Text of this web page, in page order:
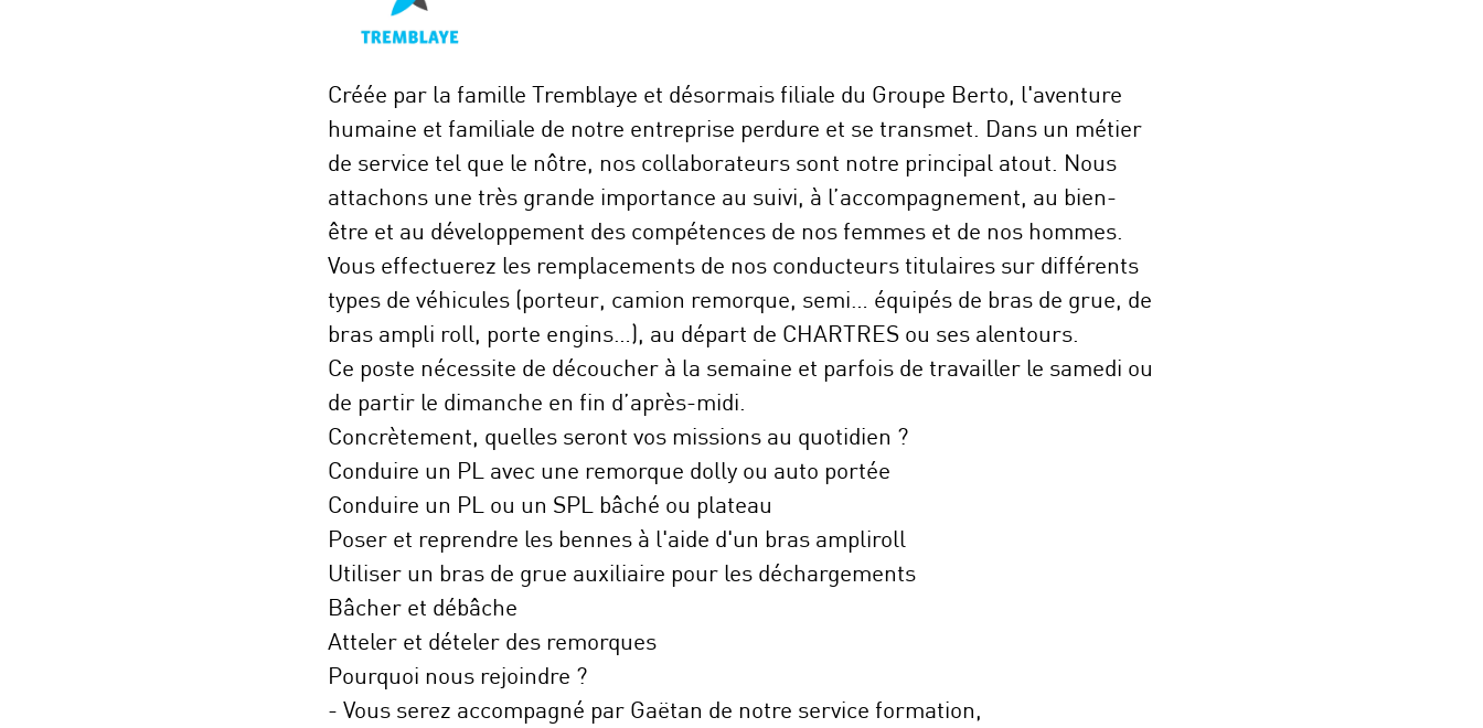
Créée par la famille Tremblaye et désormais filiale du Groupe Berto, l'aventure
humaine et familiale de notre entreprise perdure et se transmet. Dans un métier
de service tel que le nôtre, nos collaborateurs sont notre principal atout. Nous
attachons une très grande importance au suivi, à l’accompagnement, au bien-
être et au développement des compétences de nos femmes et de nos hommes.
Vous effectuerez les remplacements de nos conducteurs titulaires sur différents
types de véhicules (porteur, camion remorque, semi… équipés de bras de grue, de
bras ampli roll, porte engins…), au départ de CHARTRES ou ses alentours.
Ce poste nécessite de découcher à la semaine et parfois de travailler le samedi ou
de partir le dimanche en fin d’après-midi.
Concrètement, quelles seront vos missions au quotidien ?
Conduire un PL avec une remorque dolly ou auto portée
Conduire un PL ou un SPL bâché ou plateau
Poser et reprendre les bennes à l'aide d'un bras ampliroll
Utiliser un bras de grue auxiliaire pour les déchargements
Bâcher et débâche
Atteler et dételer des remorques
Pourquoi nous rejoindre ?
- Vous serez accompagné par Gaëtan de notre service formation,